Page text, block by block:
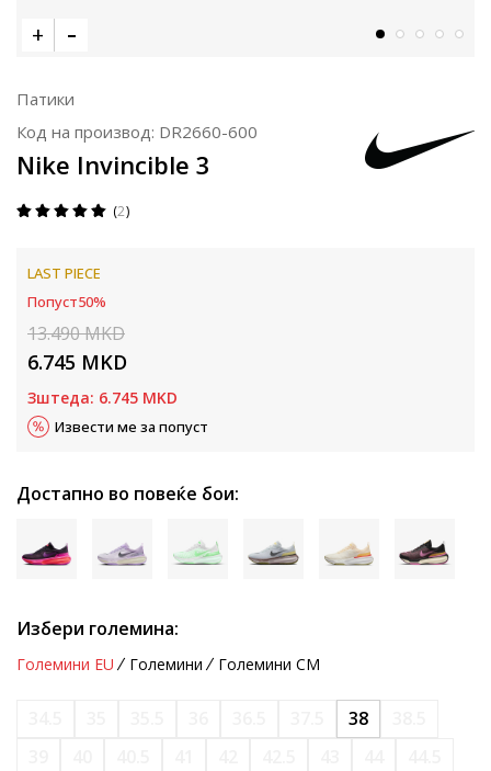
Патики
Код на производ: DR2660-600
Nike Invincible 3
2
LAST PIECE
Попуст50%
13.490MKD
6.745 MKD
Зштеда: 6.745 MKD
Извести ме за попуст
Достапно во повеќе бои:
Избери големина:
Големини EU Големини Големини CM
38